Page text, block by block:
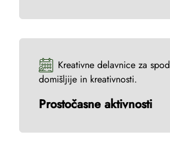
Kreativne delavnice za
domišljije in kreativnosti.
Prostočasne aktivnosti